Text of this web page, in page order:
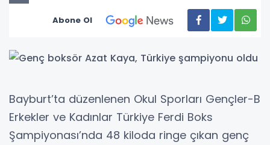
Abone Ol
Bayburt’ta düzenlenen Okul Sporları Gençler-B
Erkekler ve Kadınlar Türkiye Ferdi Boks
Şampiyonası’nda 48 kiloda ringe çıkan genç